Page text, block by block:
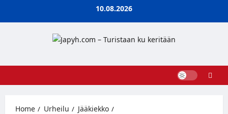
10.08.2026
Home Urheilu
Jääkiekko